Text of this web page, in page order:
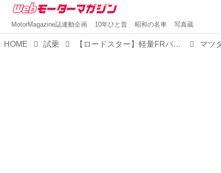
MotorMagazine誌連動企画 10年ひと昔 昭和の名車 写真蔵
HOME 試乗 【ロードスター】軽量FRパッケージ×マツダの執念が生んだ、世界を幸せにするオープンスポーツを再考する